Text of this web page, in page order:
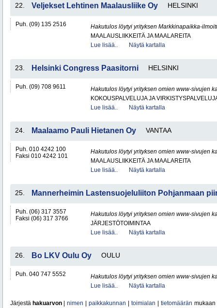
22. Veljekset Lehtinen Maalausliike Oy HELSINKI
Puh. (09) 135 2516
Hakutulos löytyi yrityksen Markkinapaikka-
MAALAUSLIIKKEITÄ JA MAALAREITA
Lue lisää..
Näytä kartalla
23. Helsinki Congress Paasitorni HELSINKI
Puh. (09) 708 9611
Hakutulos löytyi yrityksen omien www-sivujen
KOKOUSPALVELUJA JA
Lue lisää..
Näytä kartalla
24. Maalaamo Pauli Hietanen Oy VANTAA
Puh. 010 4242 100
Faksi 010 4242 101
Hakutulos löytyi yrityksen omien www-sivujen
MAALAUSLIIKKEITÄ JA MAALAREITA
Lue lisää..
Näytä kartalla
25. Mannerheimin Lastensuojeluliiton Pohjanmaan
Puh. (06) 317 3557
Faksi (06) 317 3766
Hakutulos löytyi yrityksen omien www-sivujen
JÄRJESTÖTOIMINTAA
Lue lisää..
Näytä kartalla
26. Bo LKV Oulu Oy OULU
Puh. 040 747 5552
Hakutulos löytyi yrityksen omien www-sivujen
Lue lisää..
Näytä kartalla
Järjestä hakuarvon nimen paikkakunnan toimialan tietomäärän mukaan